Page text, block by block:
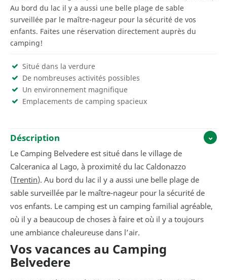
Au bord du lac il y a aussi une belle plage de sable
surveillée par le maître-nageur pour la sécurité de vos
enfants. Faites une réservation directement auprès du
camping!
Situé dans la verdure
De nombreuses activités possibles
Un environnement magnifique
Emplacements de camping spacieux
Déscription
Le Camping Belvedere est situé dans le village de
Calceranica al Lago, à proximité du lac Caldonazzo
(Trentin). Au bord du lac il y a aussi une belle plage de
sable surveillée par le maître-nageur pour la sécurité de
vos enfants. Le camping est un camping familial agréable,
où il y a beaucoup de choses à faire et où il y a toujours
une ambiance chaleureuse dans l’air.
Vos vacances au Camping
Belvedere